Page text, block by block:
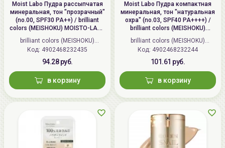
Moist Labo Пудра рассыпчатая
минеральная, тон "прозрачный"
(no.00, SPF30 PA++) / brilliant
colors (MEISHOKU) MOISTO-LABO
BB MINERAL FOUNDATION
brilliant colors (MEISHOKU)
(Япония)
Код: 4902468232435
94.28 руб.
в корзину
Moist Labo Пудра компактная
минеральная, тон "натуральная
охра" (no.03, SPF40 PA++++) /
brilliant colors (MEISHOKU)
MOISTO-LABO BB MINERAL
POWDER
brilliant colors (MEISHOKU)
(Япония)
Код: 4902468232244
101.61 руб.
в корзину